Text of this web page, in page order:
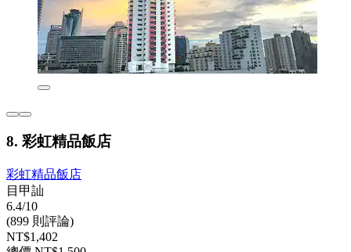
8. 彩虹精品飯店
彩虹精品飯店
目甲訕
6.4/10
(899 則評論)
NT$1,402